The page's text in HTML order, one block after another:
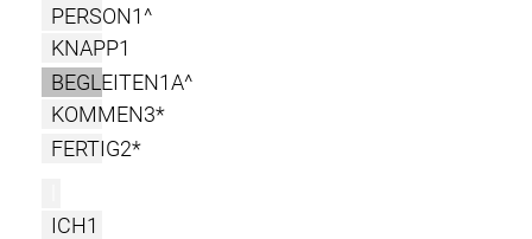
PERSON1^
KNAPP1
BEGLEITEN1A^
KOMMEN3*
FERTIG2*
ICH1